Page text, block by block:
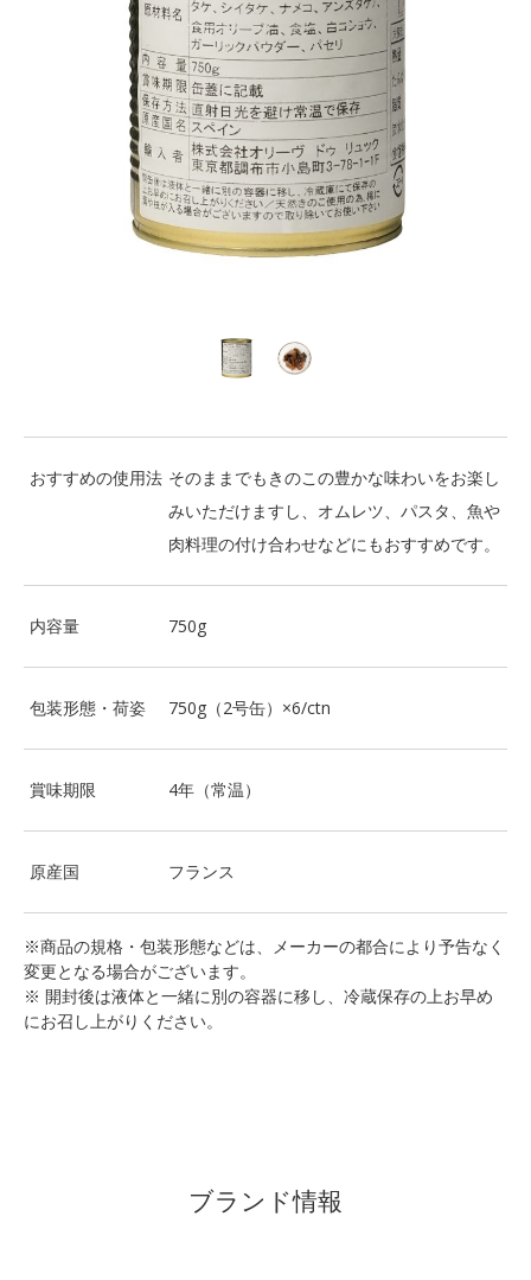
おすすめの使用法 そのままでもきのこの豊かな味わいをお楽し
みいただけますし、オムレツ、パスタ、魚や
肉料理の付け合わせなどにもおすすめです。
内容量 750g
包装形態・荷姿 750g（2号缶）×6/ctn
賞味期限 4年（常温）
原産国 フランス
※商品の規格・包装形態などは、メーカーの都合により予告なく
変更となる場合がございます。
※ 開封後は液体と一緒に別の容器に移し、冷蔵保存の上お早め
にお召し上がりください。
ブランド情報